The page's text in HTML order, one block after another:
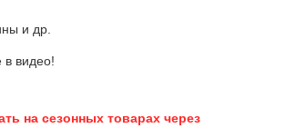
и др.
в видео!
на сезонных товарах через